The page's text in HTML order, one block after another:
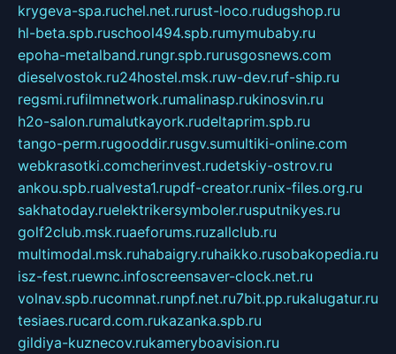
krygeva-spa.ruchel.net.rurust-loco.rudugshop.ru
hl-beta.spb.ruschool494.spb.rumymubaby.ru
epoha-metalband.rungr.spb.rurusgosnews.com
dieselvostok.ru24hostel.msk.ruw-dev.ruf-ship.ru
regsmi.rufilmnetwork.rumalinasp.rukinosvin.ru
h2o-salon.rumalutkayork.rudeltaprim.spb.ru
tango-perm.rugooddir.rusgv.sumultiki-online.com
webkrasotki.comcherinvest.rudetskiy-ostrov.ru
ankou.spb.rualvesta1.rupdf-creator.runix-files.org.ru
sakhatoday.ruelektrikersymboler.rusputnikyes.ru
golf2club.msk.ruaeforums.ruzallclub.ru
multimodal.msk.ruhabaigry.ruhaikko.rusobakopedia.ru
isz-fest.ruewnc.infoscreensaver-clock.net.ru
volnav.spb.rucomnat.runpf.net.ru7bit.pp.rukalugatur.ru
tesiaes.rucard.com.rukazanka.spb.ru
gildiya-kuznecov.rukameryboavision.ru